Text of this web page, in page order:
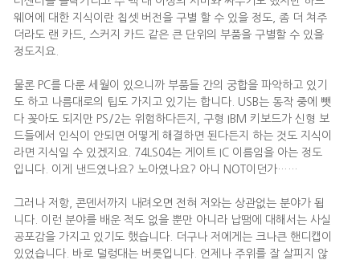
웨어에 대한 지식이란 칩셋 버전을 구별 할 수 있을 정도, 좀 더 쳐주
더라도 랜 카드, 스커지 카드 같은 큰 단위의 부품을 구별할 수 있을
정도지요.
물론 PC를 다룬 세월이 있으니까 부품들 간의 궁합을 파악하고 있기
도 하고 나름대로의 팁도 가지고 있기는 합니다. USB는 동작 중에 뺏
다 꽂아도 되지만 PS/2는 위험하다든지, 구형 IBM 키보드가 신형 보
드들에서 인식이 안되면 어떻게 해결하면 된다든지 하는 것도 지식이
라면 지식일 수 있겠지요. 74LS04는 게이트 IC 이름임을 아는 정도
입니다. 이게 낸드였나요? 노아였나요? 아니 NOT이던가……
그러나 저항, 콘덴서까지 내려오면 전혀 저와는 상관없는 분야가 됩
니다. 이런 분야를 배운 적도 없을 뿐만 아니라 납땜에 대해서는 사실
공포감을 가지고 있기도 했습니다. 더구나 저에게는 크나큰 핸디캡이
있었습니다. 바로 덜렁대는 버릇입니다. 언제나 주위를 잘 살피지 않